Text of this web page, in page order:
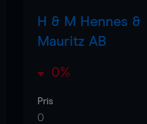
H & M Hennes &
Mauritz AB
0%
Pris
0